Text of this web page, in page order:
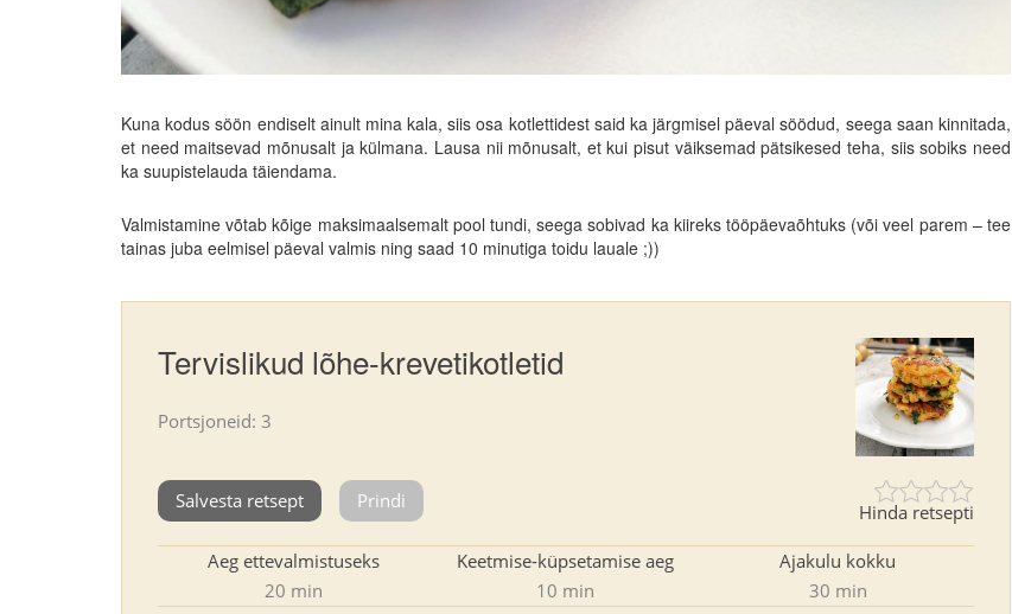
Kuna kodus söön endiselt ainult mina kala, siis osa kotlettidest said ka järgmisel päeval söödud, seega saan kinnitada,
et need maitsevad mõnusalt ja külmana. Lausa nii mõnusalt, et kui pisut väiksemad pätsikesed teha, siis sobiks need
ka suupistelauda täiendama.
Valmistamine võtab kõige maksimaalsemalt pool tundi, seega sobivad ka kiireks tööpäevaõhtuks (või veel parem – tee
tainas juba eelmisel päeval valmis ning saad 10 minutiga toidu lauale ;))
Tervislikud lõhe-krevetikotletid
Portsjoneid: 3
Hinda retsepti
Salvesta retsept Prindi
Aeg ettevalmistuseks
20 min
Keetmise-küpsetamise aeg
10 min
Ajakulu kokku
30 min